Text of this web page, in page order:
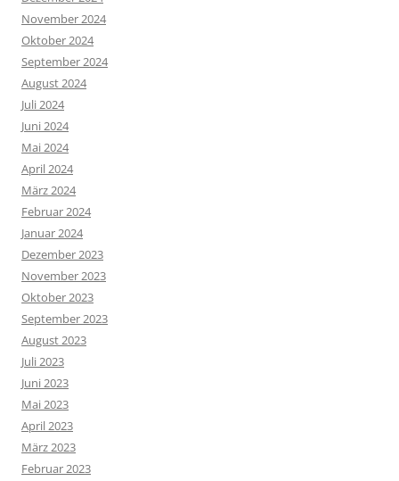
November 2024
Oktober 2024
September 2024
August 2024
Juli 2024
Juni 2024
Mai 2024
April 2024
März 2024
Februar 2024
Januar 2024
Dezember 2023
November 2023
Oktober 2023
September 2023
August 2023
Juli 2023
Juni 2023
Mai 2023
April 2023
März 2023
Februar 2023